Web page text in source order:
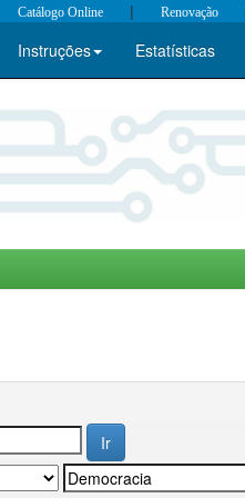
Catálogo Online | Renovação
Instruções Estatísticas